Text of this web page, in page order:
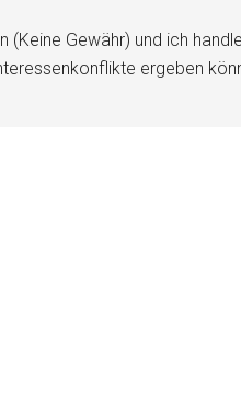
Gewähr) und ich
ergeben